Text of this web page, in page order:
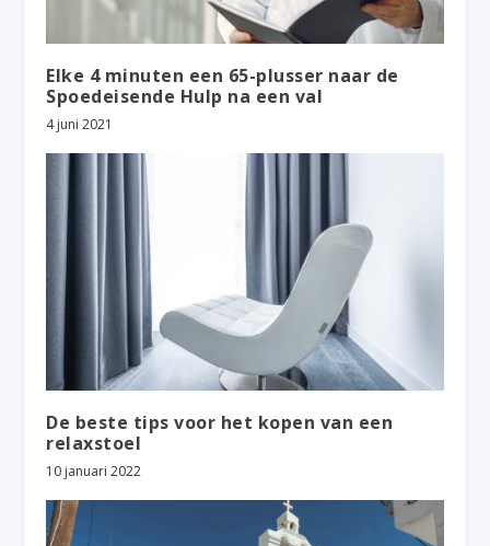
Elke 4 minuten een 65-plusser naar de
Spoedeisende Hulp na een val
4 juni 2021
De beste tips voor het kopen van een
relaxstoel
10 januari 2022